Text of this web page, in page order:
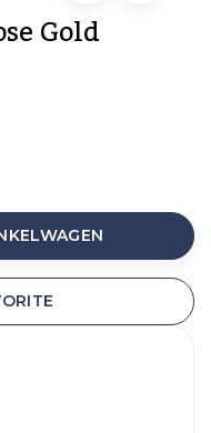
Gold